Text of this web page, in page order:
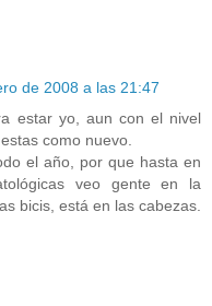
de 2008 a las 21:47
estar yo, aun con el nivel
como nuevo.
el año, por que hasta en
veo gente en la
bicis, está en las cabezas.